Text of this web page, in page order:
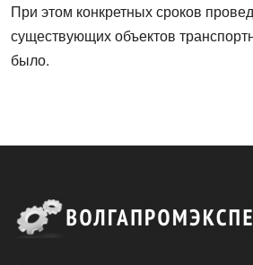
При этом конкретных сроков
существующих объектов
было.